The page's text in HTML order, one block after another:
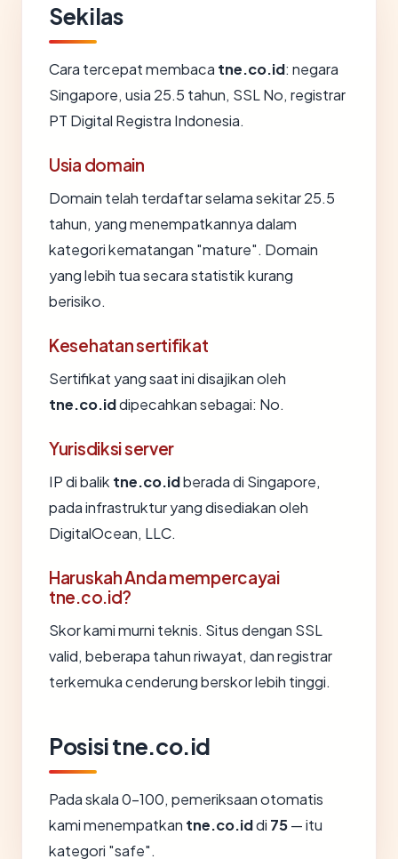
Sekilas
Cara tercepat membaca tne.co.id: negara
Singapore, usia 25.5 tahun, SSL No, registrar
PT Digital Registra Indonesia.
Usia domain
Domain telah terdaftar selama sekitar 25.5
tahun, yang menempatkannya dalam
kategori kematangan "mature". Domain
yang lebih tua secara statistik kurang
berisiko.
Kesehatan sertifikat
Sertifikat yang saat ini disajikan oleh
tne.co.iddipecahkan sebagai: No.
Yurisdiksi server
IP di balik tne.co.idberada di Singapore,
pada infrastruktur yang disediakan oleh
DigitalOcean, LLC.
Haruskah Anda mempercayai
tne.co.id?
Skor kami murni teknis. Situs dengan SSL
valid, beberapa tahun riwayat, dan registrar
terkemuka cenderung berskor lebih tinggi.
Posisi tne.co.id
Pada skala 0-100, pemeriksaan otomatis
kami menempatkan tne.co.iddi 75— itu
kategori "safe".